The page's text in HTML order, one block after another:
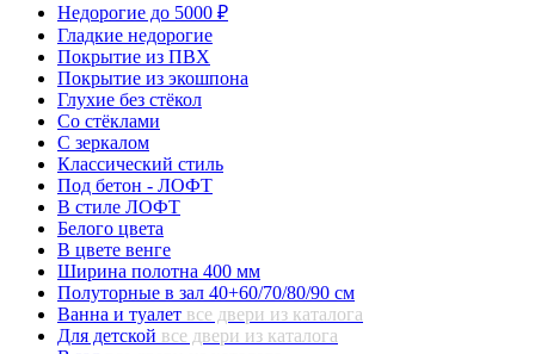
Недорогие до 5000 ₽
Гладкие недорогие
Покрытие из ПВХ
Покрытие из экошпона
Глухие без стёкол
Со стёклами
С зеркалом
Классический стиль
Под бетон - ЛОФТ
В стиле ЛОФТ
Белого цвета
В цвете венге
Ширина полотна 400 мм
Полуторные в зал 40+60/70/80/90 см
Ванна и туалет все двери из каталога
Для детской все двери из каталога